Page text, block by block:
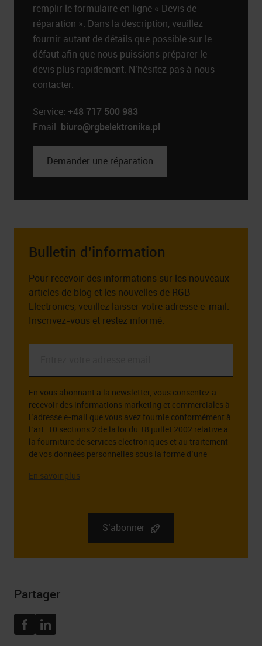
remplir le formulaire en ligne « Devis de
réparation ». Dans la description, veuillez
fournir autant de détails que possible sur le
défaut afin que nous puissions préparer le
devis plus rapidement. N’hésitez pas à nous
contacter.
Service: +48 717 500 983
Email: biuro@rgbelektronika.pl
Demander une réparation
Bulletin d’information
Pour recevoir des informations sur les nouveaux
articles de blog et les nouvelles de RGB
Electronics, veuillez laisser votre adresse e-mail.
Inscrivez-vous et restez informé.
email
*
En vous abonnant à la newsletter, vous consentez à
recevoir des informations marketing et commerciales à
l’adresse e-mail que vous avez fournie conformément à
l’art. 10 sections 2 de la loi du 18 juillet 2002 relative à
la fourniture de services électroniques et au traitement
de vos données personnelles sous la forme d’une
Sp. k., st. Dlugosza 2-6, 51 – 162 Wrocław. Des
informations complètes sur l’administrateur de vos
S’abonner
Partager
FacebookLinkedin